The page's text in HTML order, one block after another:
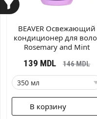
BEAVER Освежающий
кондиционер для
Rosemary and Mint
139 MDL 146MDL
В корзину